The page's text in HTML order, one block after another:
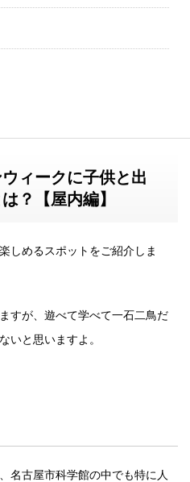
ィークに子供と出
？【屋内編】
しめるスポットをご紹介しま
すが、遊べて学べて一石二鳥だ
いと思いますよ。
名古屋市科学館の中でも特に人